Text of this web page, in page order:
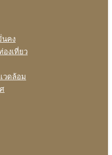
นคง
องเที่ยว
วดล้อม